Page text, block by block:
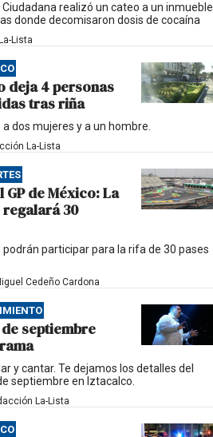
realizó un cateo a un inmueble
donde decomisaron dosis de cocaína
Lista
deja 4 personas
tras riña
dos mujeres y a un hombre.
La-Lista
de México: La
30
participar para la rifa de 30 pases
Cedeño Cardona
septiembre
y cantar. Te dejamos los detalles del
septiembre en Iztacalco.
La-Lista